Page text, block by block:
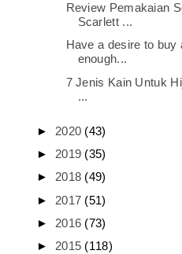
Review Pemakaian
Scarlett ...
Have a desire to buy
enough...
7 Jenis Kain Untuk
...
► 2020 (43)
► 2019 (35)
► 2018 (49)
► 2017 (51)
► 2016 (73)
► 2015 (118)